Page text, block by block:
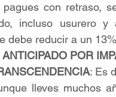
con retraso,
incluso usurero y
debe reducir a un
POR
: Es
lleves muchos